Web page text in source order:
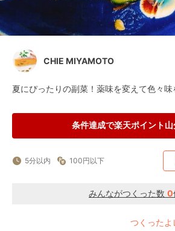
CHIE MIYAMOTO
夏にぴったりの副菜！薬味を変えて色々
条件達成で楽天ポイント山
5分以内 100円以下
みんながつくった数 0
つくったよ